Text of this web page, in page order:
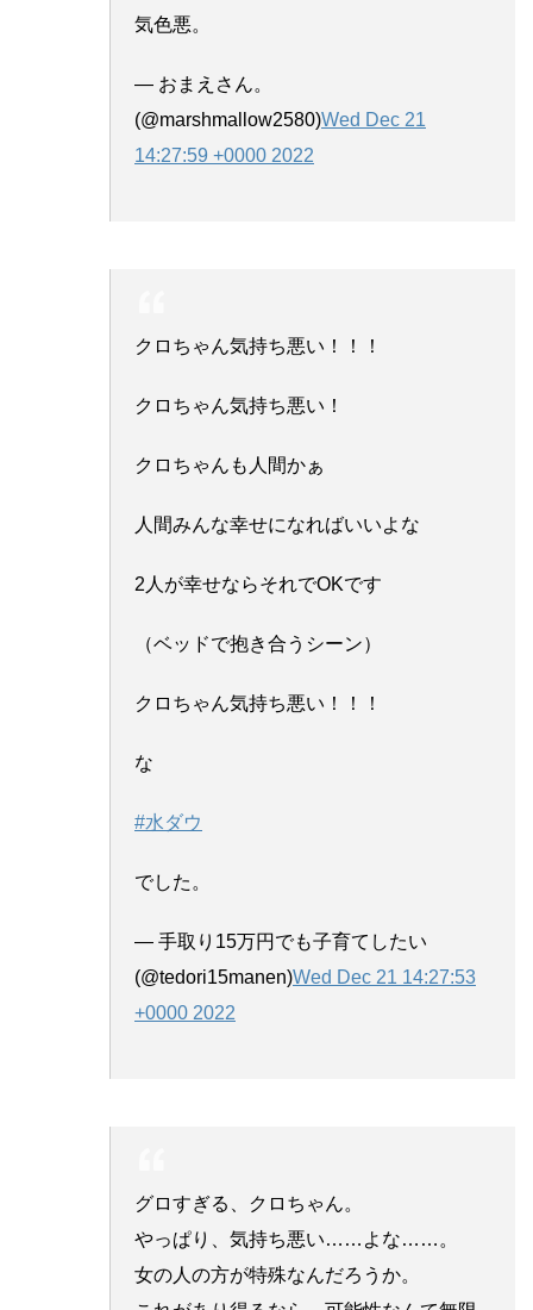
気色悪。
— おまえさん。
(@marshmallow2580)Wed Dec 21
14:27:59 +0000 2022
クロちゃん気持ち悪い！！！
クロちゃん気持ち悪い！
クロちゃんも人間かぁ
人間みんな幸せになればいいよな
2人が幸せならそれでOKです
（ベッドで抱き合うシーン）
クロちゃん気持ち悪い！！！
な
#水ダウ
でした。
— 手取り15万円でも子育てしたい
(@tedori15manen)Wed Dec 21 14:27:53
+0000 2022
グロすぎる、クロちゃん。
やっぱり、気持ち悪い……よな……。
女の人の方が特殊なんだろうか。